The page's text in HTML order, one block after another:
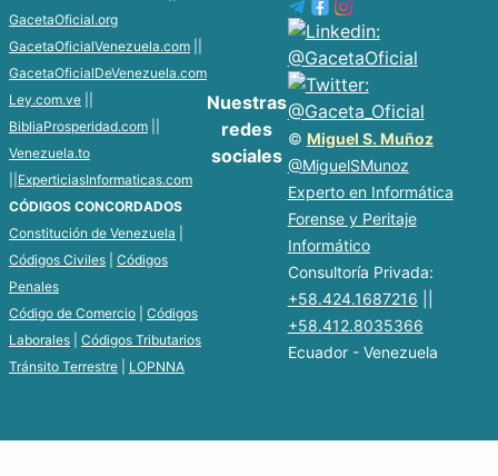
GacetaOficial.org
GacetaOficialVenezuela.com
GacetaOficialDeVenezuela.com
Ley.com.ve
BibliaProsperidad.com
Venezuela.to
ExperticiasInformaticas.com
CÓDIGOS CONCORDADOS
Constitución de Venezuela
Códigos Civiles
Códigos
Penales
Código de Comercio
Códigos
Laborales
Códigos Tributarios
Tránsito Terrestre
LOPNNA
Nuestras
redes
sociales
© Miguel S. Muñoz
@MiguelSMunoz
Experto en Informática
Forense y Peritaje
Informático
Consultoría Privada:
+58.424.1687216
+58.412.8035366
Ecuador - Venezuela